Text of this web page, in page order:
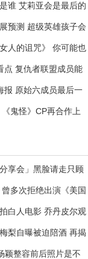
谁 艾莉亚会是最后的
预测 超级英雄孩子会
人的诅咒》 你可能也
点 复仇者联盟成员能
报 原始六成员最后一
鬼怪》CP再合作上
享会」黑脸请走只顾
多次拒绝出演《美国
白人电影 乔丹皮尔观
梨自曝被迫陪酒 再揭
颖整容前后照片是不